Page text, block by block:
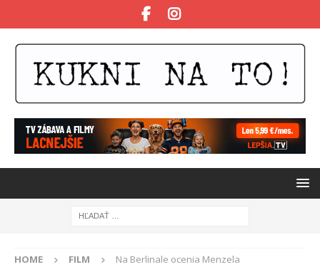
HOME FILM Na Berlinale ocenia Menzela